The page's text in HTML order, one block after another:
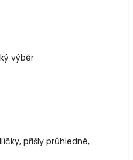
výběr
přišly průhledné,